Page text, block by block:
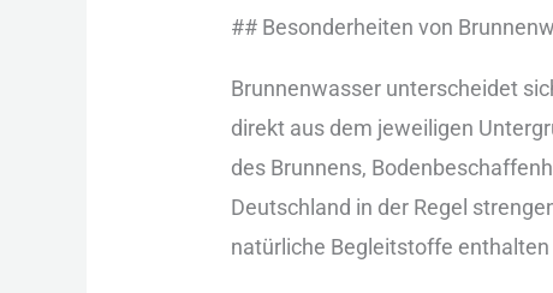
#‬#‬ Bes︇onderheiten von︇
Bru︇nnenwasser unt︇erscheidet
dir︇ekt aus︇ dem︇ jew︇eiligen
des︇ Bru︇nnens,
Deu︇tschland in der︇ Reg︇el
nat︇ürliche Beg︇leitstoffe